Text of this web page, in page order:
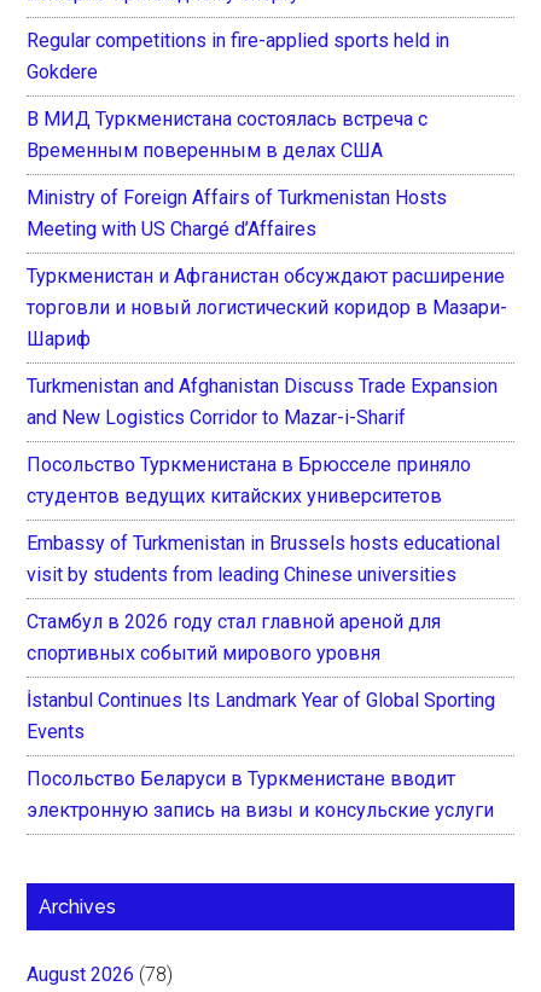
Regular competitions in fire-applied sports held in
Gokdere
В МИД Туркменистана состоялась встреча с
Временным поверенным в делах США
Ministry of Foreign Affairs of Turkmenistan Hosts
Meeting with US Chargé d’Affaires
Туркменистан и Афганистан обсуждают расширение
торговли и новый логистический коридор в Мазари-
Шариф
Turkmenistan and Afghanistan Discuss Trade Expansion
and New Logistics Corridor to Mazar-i-Sharif
Посольство Туркменистана в Брюсселе приняло
студентов ведущих китайских университетов
Embassy of Turkmenistan in Brussels hosts educational
visit by students from leading Chinese universities
Стамбул в 2026 году стал главной ареной для
спортивных событий мирового уровня
İstanbul Continues Its Landmark Year of Global Sporting
Events
Посольство Беларуси в Туркменистане вводит
электронную запись на визы и консульские услуги
Archives
August 2026 (78)